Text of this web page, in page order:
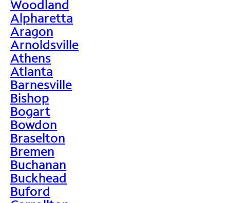
Woodland
Alpharetta
Aragon
Arnoldsville
Athens
Atlanta
Barnesville
Bishop
Bogart
Bowdon
Braselton
Bremen
Buchanan
Buckhead
Buford